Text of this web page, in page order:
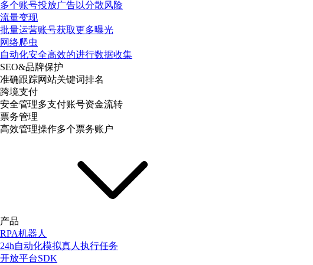
多个账号投放广告以分散风险
流量变现
批量运营账号获取更多曝光
网络爬虫
自动化安全高效的进行数据收集
SEO&品牌保护
准确跟踪网站关键词排名
跨境支付
安全管理多支付账号资金流转
票务管理
高效管理操作多个票务账户
产品
RPA机器人
24h自动化模拟真人执行任务
开放平台SDK